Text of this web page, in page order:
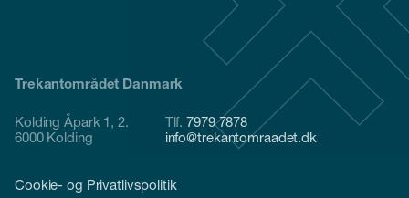
Trekantområdet Danmark
Kolding Åpark 1, 2.
6000 Kolding
Tlf.7979 7878
info@trekantomraadet.dk
Cookie- og Privatlivspolitik